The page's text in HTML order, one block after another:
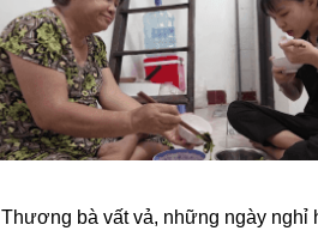
Thương bà vất vả, những ngày nghỉ